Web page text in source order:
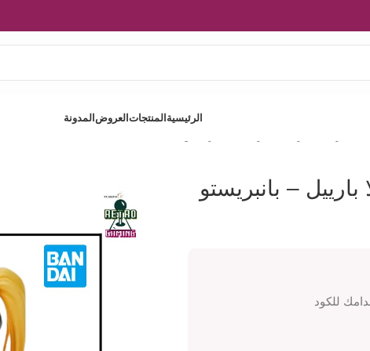
الرئيسيةالمنتجاتالعروضالمدونة
– بانبريستو